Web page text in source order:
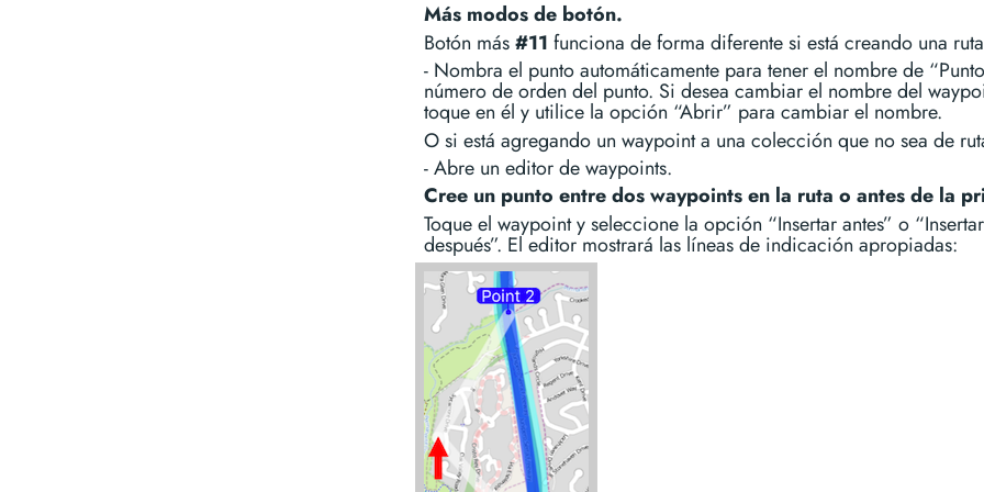
Más modos de botón.
Botón más#11 funciona de forma diferente si está creando una
- Nombra el punto automáticamente para tener el nombre de
número de orden del punto. Si desea cambiar el nombre del
toque en él y utilice la opción “Abrir” para cambiar el nombre.
O si está agregando un waypoint a una colección que no sea de
- Abre un editor de waypoints.
Cree un punto entre dos waypoints en la ruta o antes de la
Toque el waypoint y seleccione la opción “Insertar antes” o “Insertar
después”. El editor mostrará las líneas de indicación apropiadas: